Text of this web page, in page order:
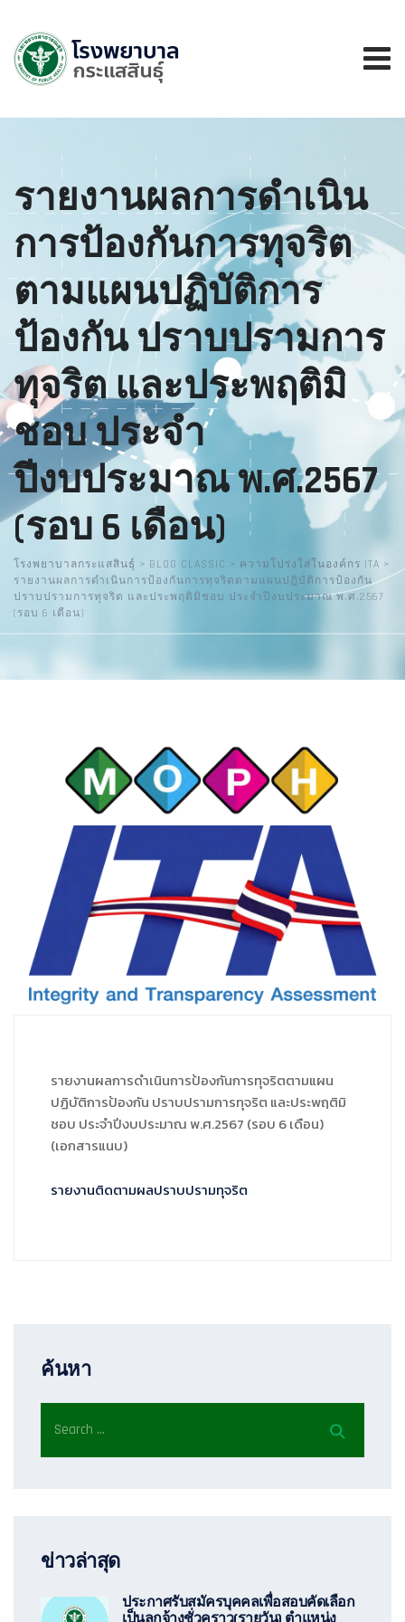
รายงานผลการดำเนิน
การป้องกันการทุจริต
ตามแผนปฏิบัติการ
ป้องกัน ปราบปรามการ
ทุจริต และประพฤติมิ
ชอบ ประจำ
ปีงบประมาณ พ.ศ.2567
(รอบ 6 เดือน)
โรงพยาบาลกระแสสินธุ์ > BLOG CLASSIC > ความโปร่งใส่ในองค์กร ITA >
รายงานผลการดำเนินการป้องกันการทุจริตตามแผนปฏิบัติการป้องกัน
ปราบปรามการทุจริต และประพฤติมิชอบ ประจำปีงบประมาณ พ.ศ.2567
(รอบ 6 เดือน)
รายงานผลการดำเนินการป้องกันการทุจริตตามแผน
ปฏิบัติการป้องกัน ปราบปรามการทุจริต และประพฤติมิ
ชอบ ประจำปีงบประมาณ พ.ศ.2567 (รอบ 6 เดือน)
(เอกสารแนบ)
รายงานติดตามผลปราบปรามทุจริต
ค้นหา
ข่าวล่าสุด
ประกาศรับสมัครบุคคลเพื่อสอบคัดเลือก